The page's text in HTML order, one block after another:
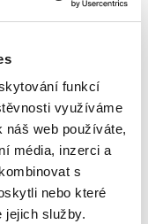
funkcí
využíváme
náš web používáte,
média, inzerci a
s
nebo které
jejich služby.